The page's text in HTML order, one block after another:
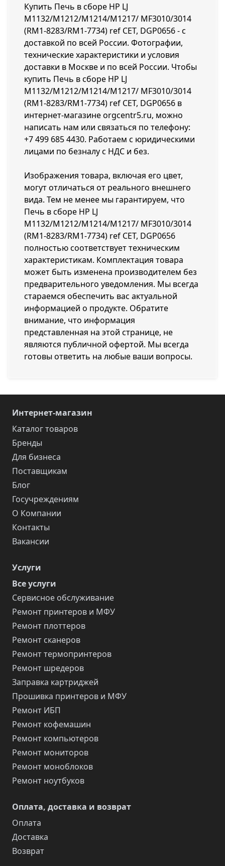
Купить Печь в сборе HP LJ
M1132/M1212/M1214/M1217/ MF3010/3014
(RM1-8283/RM1-7734) ref CET, DGP0656 - с
доставкой по всей России. Фотографии,
технические характеристики и условия
доставки в Москве и по всей России. Чтобы
купить Печь в сборе HP LJ
M1132/M1212/M1214/M1217/ MF3010/3014
(RM1-8283/RM1-7734) ref CET, DGP0656 в
интернет-магазине orgcentr5.ru, можно
написать нам или связаться по телефону:
+7 499 685 4430. Работаем с юридическими
лицами по безналу с НДС и без.
Изображения товара, включая его цвет,
могут отличаться от реального внешнего
вида. Тем не менее мы гарантируем, что
Печь в сборе HP LJ
M1132/M1212/M1214/M1217/ MF3010/3014
(RM1-8283/RM1-7734) ref CET, DGP0656
полностью соответствует техническим
характеристикам. Комплектация товара
может быть изменена производителем без
предварительного уведомления. Мы всегда
стараемся обеспечить вас актуальной
информацией о продукте. Обратите
внимание, что информация
представленная на этой странице, не
являются публичной офертой. Мы всегда
готовы ответить на любые ваши вопросы.
Интернет-магазин
Каталог товаров
Бренды
Для бизнеса
Поставщикам
Блог
Госучреждениям
О Компании
Контакты
Вакансии
Услуги
Все услуги
Сервисное обслуживание
Ремонт принтеров и МФУ
Ремонт плоттеров
Ремонт сканеров
Ремонт термопринтеров
Ремонт шредеров
Заправка картриджей
Прошивка принтеров и МФУ
Ремонт ИБП
Ремонт кофемашин
Ремонт компьютеров
Ремонт мониторов
Ремонт моноблоков
Ремонт ноутбуков
Оплата, доставка и возврат
Оплата
Доставка
Возврат